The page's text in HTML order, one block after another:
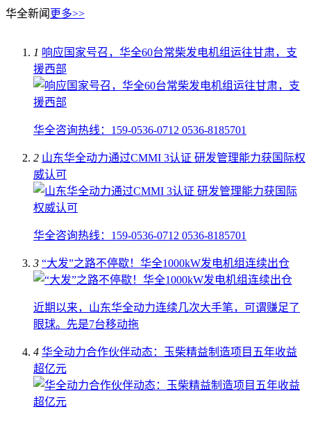
华全新闻 更多>>
1 响应国家号召，华全60台常柴发电机组运往甘肃，支
援西部
华全咨询热线：159-0536-0712 0536-8185701
2 山东华全动力通过CMMI 3认证 研发管理能力获国际权
威认可
华全咨询热线：159-0536-0712 0536-8185701
3 “大发”之路不停歇！华全1000kW发电机组连续出仓
近期以来，山东华全动力连续几次大手笔，可谓赚足了
眼球。先是7台移动拖
4 华全动力合作伙伴动态：玉柴精益制造项目五年收益
超亿元